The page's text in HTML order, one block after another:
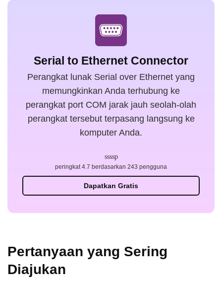
Serial to Ethernet Connector
Perangkat lunak Serial over Ethernet yang
memungkinkan Anda terhubung ke
perangkat port COM jarak jauh seolah-olah
perangkat tersebut terpasang langsung ke
komputer Anda.
Dapatkan Gratis
peringkat 4.7 berdasarkan 243 pengguna
Pertanyaan yang Sering
Diajukan